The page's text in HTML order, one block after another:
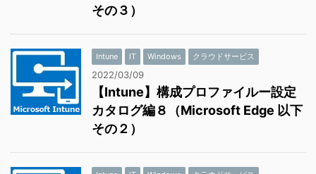
その３）
Intune IT Windows クラウドサービス
2022/03/09
【Intune】構成プロファイルー設定
カタログ編８（Microsoft Edge 以下
その２）